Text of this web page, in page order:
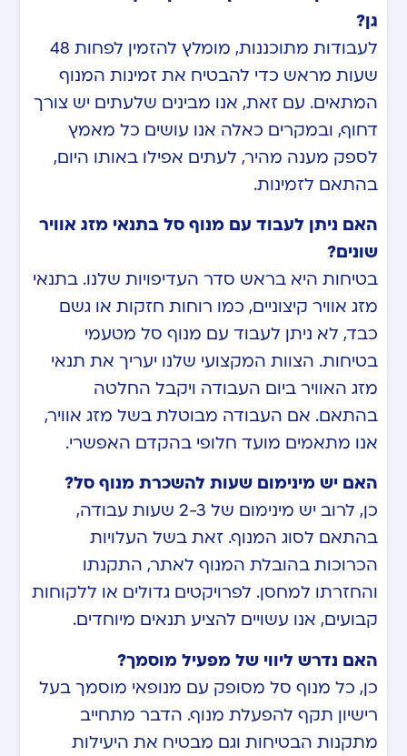
גן?
לעבודות מתוכננות, מומלץ להזמין לפחות 48
שעות מראש כדי להבטיח את זמינות המנוף
המתאים. עם זאת, אנו מבינים שלעתים יש צורך
דחוף, ובמקרים כאלה אנו עושים כל מאמץ
לספק מענה מהיר, לעתים אפילו באותו היום,
בהתאם לזמינות.
האם ניתן לעבוד עם מנוף סל בתנאי מזג אוויר
שונים?
בטיחות היא בראש סדר העדיפויות שלנו. בתנאי
מזג אוויר קיצוניים, כמו רוחות חזקות או גשם
כבד, לא ניתן לעבוד עם מנוף סל מטעמי
בטיחות. הצוות המקצועי שלנו יעריך את תנאי
מזג האוויר ביום העבודה ויקבל החלטה
בהתאם. אם העבודה מבוטלת בשל מזג אוויר,
אנו מתאמים מועד חלופי בהקדם האפשרי.
האם יש מינימום שעות להשכרת מנוף סל?
כן, לרוב יש מינימום של 2-3 שעות עבודה,
בהתאם לסוג המנוף. זאת בשל העלויות
הכרוכות בהובלת המנוף לאתר, התקנתו
והחזרתו למחסן. לפרויקטים גדולים או ללקוחות
קבועים, אנו עשויים להציע תנאים מיוחדים.
האם נדרש ליווי של מפעיל מוסמך?
כן, כל מנוף סל מסופק עם מנופאי מוסמך בעל
רישיון תקף להפעלת מנוף. הדבר מתחייב
מתקנות הבטיחות וגם מבטיח את היעילות